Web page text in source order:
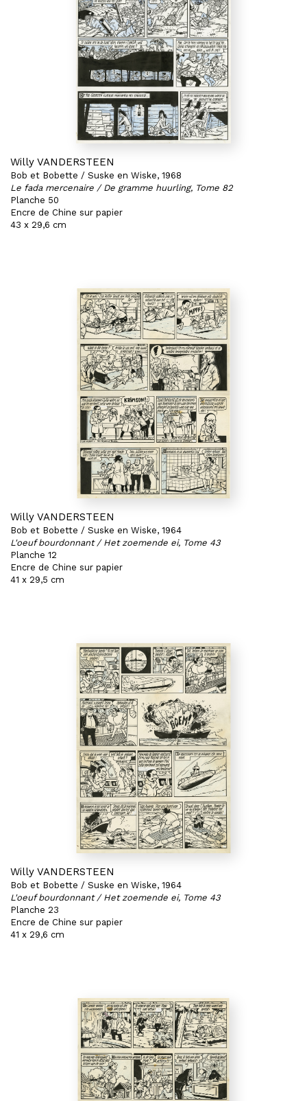
Willy VANDERSTEEN
Bob et Bobette / Suske en Wiske, 1968
Le fada mercenaire / De gramme huurling, Tome 82
Planche 50
Encre de Chine sur papier
43 x 29,6 cm
Willy VANDERSTEEN
Bob et Bobette / Suske en Wiske, 1964
L'oeuf bourdonnant / Het zoemende ei, Tome 43
Planche 12
Encre de Chine sur papier
41 x 29,5 cm
Willy VANDERSTEEN
Bob et Bobette / Suske en Wiske, 1964
L'oeuf bourdonnant / Het zoemende ei, Tome 43
Planche 23
Encre de Chine sur papier
41 x 29,6 cm